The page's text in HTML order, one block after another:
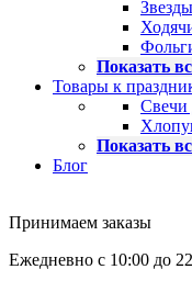
Показать
Товары к
Свечи
Показать
Блог
Принимаем заказы
Ежедневно с 10:00 до